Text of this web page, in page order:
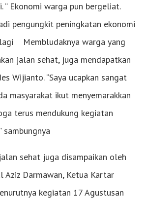
” Ekonomi warga pun bergeliat.
pengungkit peningkatan ekonomi
Membludaknya warga yang
jalan sehat, juga mendapatkan
Wijianto. “Saya ucapkan sangat
masyarakat ikut menyemarakkan
terus mendukung kegiatan
sambungnya
sehat juga disampaikan oleh
Aziz Darmawan, Ketua Kartar
kegiatan 17 Agustusan